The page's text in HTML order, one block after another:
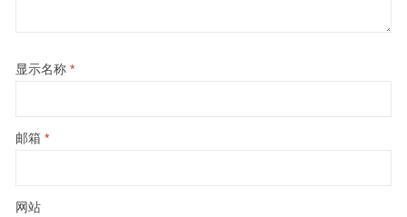
显示名称 *
邮箱 *
网站